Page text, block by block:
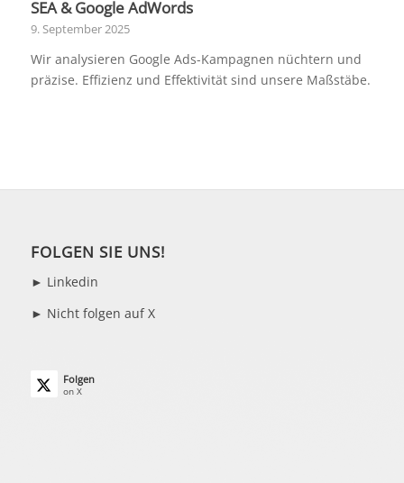
SEA & Google AdWords
9. September 2025
Wir analysieren Google Ads-Kampagnen nüchtern und
präzise. Effizienz und Effektivität sind unsere Maßstäbe.
FOLGEN SIE UNS!
► Linkedin
► Nicht folgen auf X
Folgen
on X